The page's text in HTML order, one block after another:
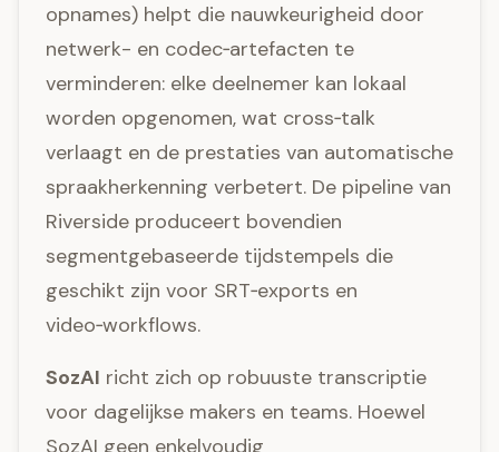
opnames) helpt die nauwkeurigheid door
netwerk- en codec‑artefacten te
verminderen: elke deelnemer kan lokaal
worden opgenomen, wat cross‑talk
verlaagt en de prestaties van automatische
spraakherkenning verbetert. De pipeline van
Riverside produceert bovendien
segmentgebaseerde tijdstempels die
geschikt zijn voor SRT‑exports en
video‑workflows.
SozAI richt zich op robuuste transcriptie
voor dagelijkse makers en teams. Hoewel
SozAI geen enkelvoudig